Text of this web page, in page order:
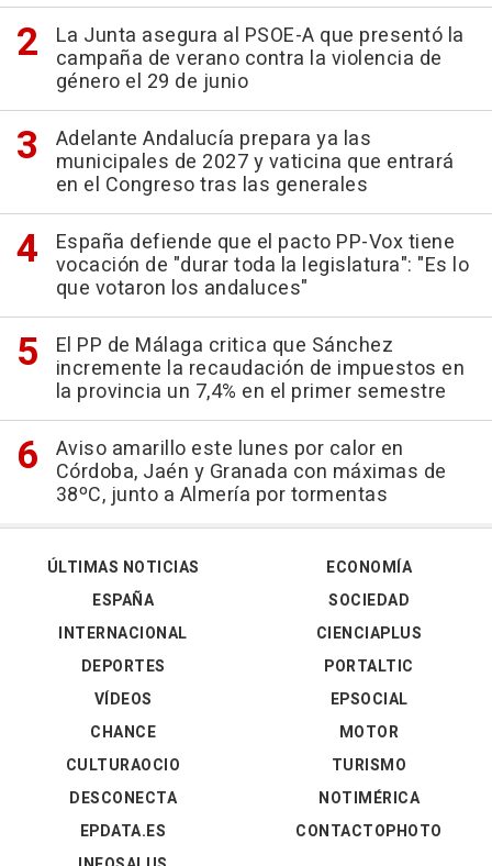
La Junta asegura al PSOE-A que presentó la
campaña de verano contra la violencia de
género el 29 de junio
Adelante Andalucía prepara ya las
municipales de 2027 y vaticina que entrará
en el Congreso tras las generales
España defiende que el pacto PP-Vox tiene
vocación de "durar toda la legislatura": "Es lo
que votaron los andaluces"
El PP de Málaga critica que Sánchez
incremente la recaudación de impuestos en
la provincia un 7,4% en el primer semestre
Aviso amarillo este lunes por calor en
Córdoba, Jaén y Granada con máximas de
38ºC, junto a Almería por tormentas
ÚLTIMAS NOTICIAS
ESPAÑA
INTERNACIONAL
DEPORTES
VÍDEOS
ECONOMÍA
SOCIEDAD
CIENCIAPLUS
PORTALTIC
EPSOCIAL
CHANCE
CULTURAOCIO
DESCONECTA
EPDATA.ES
MOTOR
TURISMO
NOTIMÉRICA
CONTACTOPHOTO